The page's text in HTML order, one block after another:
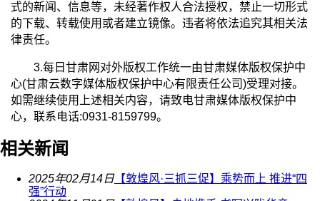
式的新闻、信息等，未经著作权人合法授权，禁止一切形式
的下载、转载使用或者建立镜像。违者将依法追究其相关法
律责任。
3.每日甘肃网对外版权工作统一由甘肃媒体版权保护中
心(甘肃云数字媒体版权保护中心有限责任公司)受理对接。
如需继续使用上述相关内容，请致电甘肃媒体版权保护中
心，联系电话:0931-8159799。
相关新闻
2025年02月14日【敦煌风·三抓三促】乘势而上 推进“四
强”行动